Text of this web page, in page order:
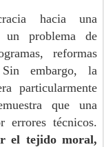
hacia una
un problema de
reformas
embargo, la
particularmente
que una
errores técnicos.
el tejido moral,